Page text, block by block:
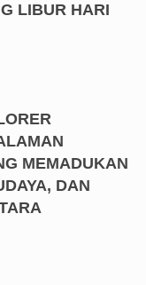
LIBUR HARI
MEMADUKAN
DAN